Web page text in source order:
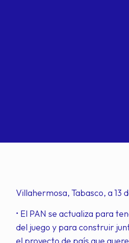
Villahermosa, Tabasco, a 13
• El PAN se actualiza para
del juego y para construir